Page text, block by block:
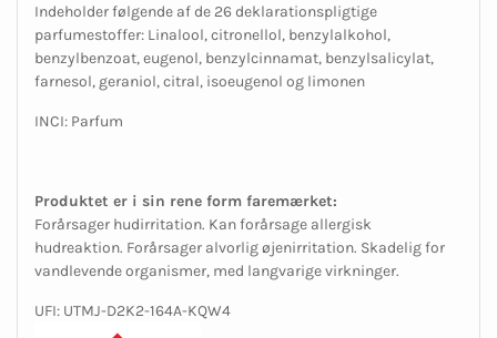
Indeholder følgende af de 26 deklarationspligtige
parfumestoffer: Linalool, citronellol, benzylalkohol,
benzylbenzoat, eugenol, benzylcinnamat, benzylsalicylat,
farnesol, geraniol, citral, isoeugenol og limonen
INCI: Parfum
Produktet er i sin rene form faremærket:
Forårsager hudirritation. Kan forårsage allergisk
hudreaktion. Forårsager alvorlig øjenirritation. Skadelig for
vandlevende organismer, med langvarige virkninger.
UFI: UTMJ-D2K2-164A-KQW4